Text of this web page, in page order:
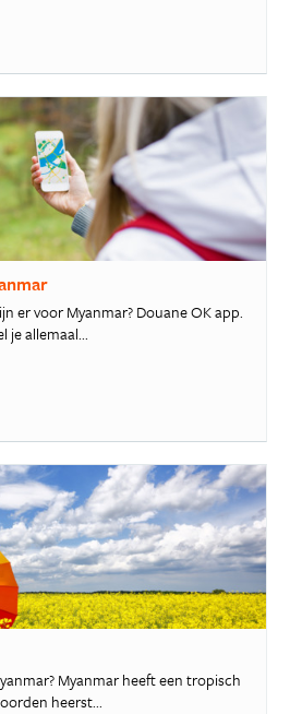
er voor Myanmar? Douane OK app.
je allemaal...
Myanmar heeft een tropisch
heerst...